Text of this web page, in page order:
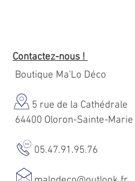
Contactez-nous !
Boutique Ma'Lo Déco
5 rue de la Cathédrale
64400 Oloron-Sainte-Marie
05.47.91.95.76